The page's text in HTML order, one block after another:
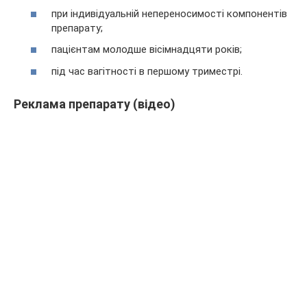
при індивідуальній непереносимості компонентів
препарату;
пацієнтам молодше вісімнадцяти років;
під час вагітності в першому триместрі.
Реклама препарату (відео)